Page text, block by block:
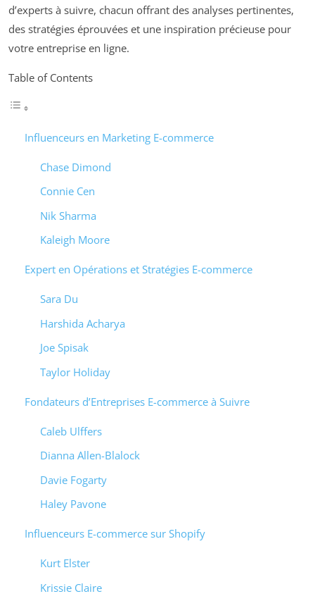
d’experts à suivre, chacun offrant des analyses pertinentes,
des stratégies éprouvées et une inspiration précieuse pour
votre entreprise en ligne.
Table of Contents
Influenceurs en Marketing E-commerce
Chase Dimond
Connie Cen
Nik Sharma
Kaleigh Moore
Expert en Opérations et Stratégies E-commerce
Sara Du
Harshida Acharya
Joe Spisak
Taylor Holiday
Fondateurs d’Entreprises E-commerce à Suivre
Caleb Ulffers
Dianna Allen-Blalock
Davie Fogarty
Haley Pavone
Influenceurs E-commerce sur Shopify
Kurt Elster
Krissie Claire